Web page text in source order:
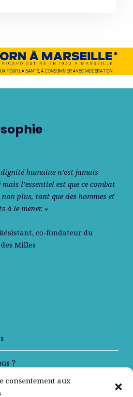
consentement aux
humaine n’est jamais
l’essentiel est que ce combat
plus, tant que des hommes et
à le mener. »
co-fondateur du
Milles
?